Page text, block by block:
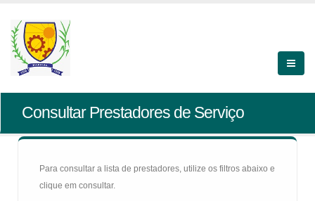
Consultar Prestadores de Serviço
Para consultar a lista de prestadores, utilize os filtros abaixo e
clique em consultar.